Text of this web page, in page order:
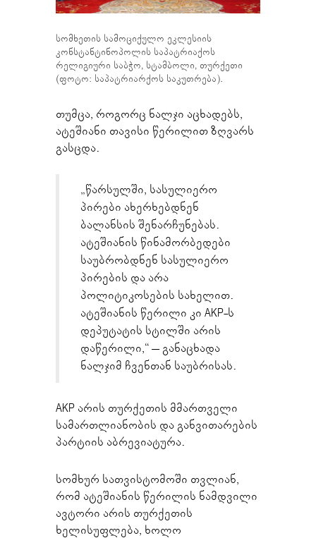
სომხეთის სამოციქულო ეკლესიის
კონსტანტინოპოლის საპატრიაქოს
რელიგიური საბჭო, სტამბოლი, თურქეთი
(ფოტო: საპატრიარქოს საკუთრება).
თუმცა, როგორც ნალჯი აცხადებს,
ატეშიანი თავისი წერილით ზღვარს
გასცდა.
„წარსულში, სასულიერო
პირები ახერხებდნენ
ბალანსის შენარჩუნებას.
ატეშიანის წინამორბედები
საუბრობდნენ სასულიერო
პირების და არა
პოლიტიკოსების სახელით.
ატეშიანის წერილი კი AKP-ს
დეპუტატის სტილში არის
დაწერილი,“ – განაცხადა
ნალჯიმ ჩვენთან საუბრისას.
AKP არის თურქეთის მმართველი
სამართლიანობის და განვითარების
პარტიის აბრევიატურა.
სომხურ სათვისტომოში თვლიან,
რომ ატეშიანის წერილის ნამდვილი
ავტორი არის თურქეთის
ხელისუფლება, ხოლო